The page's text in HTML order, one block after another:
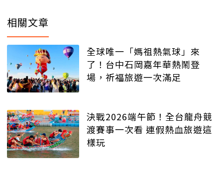
相關文章
全球唯一「媽祖熱氣球」來
了！台中石岡嘉年華熱鬧登
場，祈福旅遊一次滿足
決戰2026端午節！全台龍舟競
渡賽事一次看 連假熱血旅遊這
樣玩